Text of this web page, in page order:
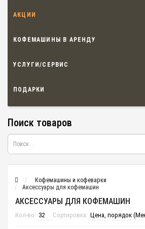
АКЦИИ
КОФЕМАШИНЫ В АРЕНДУ
УСЛУГИ/СЕРВИС
ПОДАРКИ
Поиск товаров
Кофемашины и кофеварки
Аксессуары для кофемашин
АКСЕССУАРЫ ДЛЯ КОФЕМАШИН
Кол-во: Сортировка: